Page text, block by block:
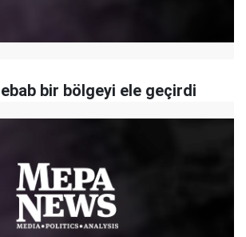
bir bölgeyi ele geçirdi